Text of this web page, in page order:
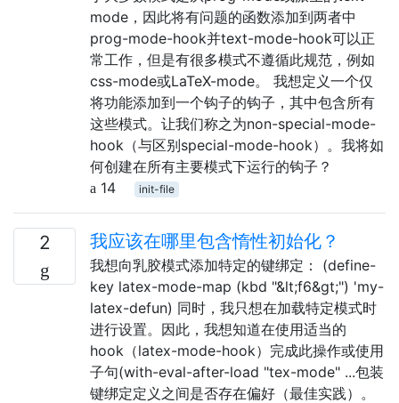
mode，因此将有问题的函数添加到两者中
prog-mode-hook并text-mode-hook可以正
常工作，但是有很多模式不遵循此规范，例如
css-mode或LaTeX-mode。 我想定义一个仅
将功能添加到一个钩子的钩子，其中包含所有
这些模式。让我们称之为non-special-mode-
hook（与区别special-mode-hook）。我将如
何创建在所有主要模式下运行的钩子？
14
init-file
2 我应该在哪里包含惰性初始化？
我想向乳胶模式添加特定的键绑定： (define-
key latex-mode-map (kbd "&lt;f6&gt;") 'my-
latex-defun) 同时，我只想在加载特定模式时
进行设置。因此，我想知道在使用适当的
hook（latex-mode-hook）完成此操作或使用
子句(with-eval-after-load "tex-mode" ...包装
键绑定定义之间是否存在偏好（最佳实践）。